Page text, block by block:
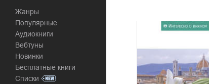
Жанры
Популярные
Аудиокниги
Вебтуны
Новинки
Бесплатные книги
Списки